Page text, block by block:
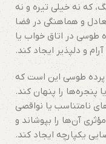
که نه خیلی تیره و نه
و هماهنگی در فضا
طوسی در اتاق خواب یا
و دلپذیر ایجاد کند.
پرده طوسی این است که
پنجره‌ها را پنهان کند.
نامتناسب یا نواقصی
آن‌ها را بپوشاند و
یکپارچه ایجاد کند.